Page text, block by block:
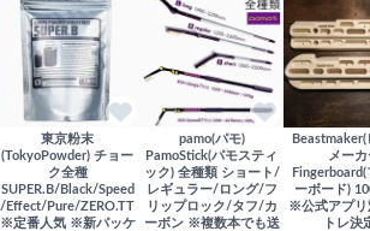
東京粉末
(TokyoPowder) チョー
ク全種
SUPER.B/Black/Speed
/Effect/Pure/ZERO.TT
※定番人気 ※新パッケ
pamo(パモ)
PamoStick(パモスティ
ック) 全種類 ショート/
レギュラー/ロング/フ
リップロック/タフ/カ
ーボン ※複数本でも送
メーカ
ーボード)
※公式アプ
トレ決